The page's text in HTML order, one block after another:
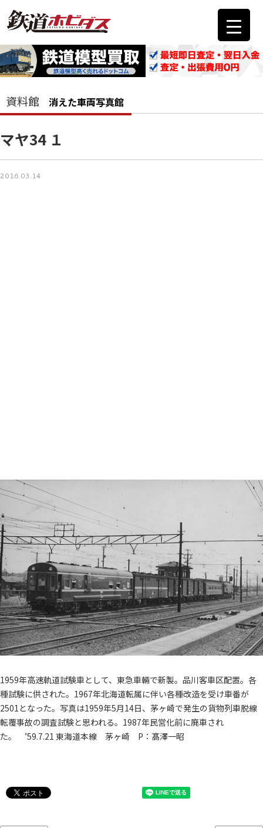
資料館 消えた車両写真館
マヤ34 １
2016.03.14
1959年高速軌道試験車として、東急車輛で新製。品川客車区配置。各
種試験に供された。1967年北海道転属に伴い各種改造を受け車番が
2501となった。写真は1959年5月14日、茅ヶ崎で発生の貨物列車脱線
転覆事故の調査試験と思われる。1987年民営化前に廃車され
た。 ’59.7.21 東海道本線 茅ヶ崎 P：髙澤一昭